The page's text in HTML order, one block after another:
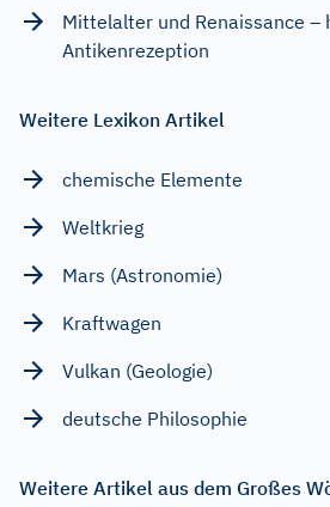
Mittelalter und Renaissance –
Antikenrezeption
Weitere Lexikon Artikel
chemische Elemente
Weltkrieg
Mars (Astronomie)
Kraftwagen
Vulkan (Geologie)
deutsche Philosophie
Weitere Artikel aus dem Großes